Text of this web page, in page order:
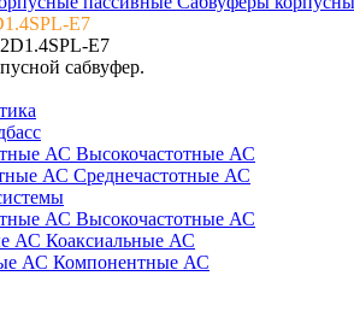
E7
сабвуфер.
Высокочастотные АС
Среднечастотные АС
Высокочастотные АС
Коаксиальные АС
Компонентные АС